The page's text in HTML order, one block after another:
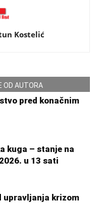
Kostelić
OD AUTORA
pred konačnim
kuga – stanje na
u 13 sati
upravljanja krizom